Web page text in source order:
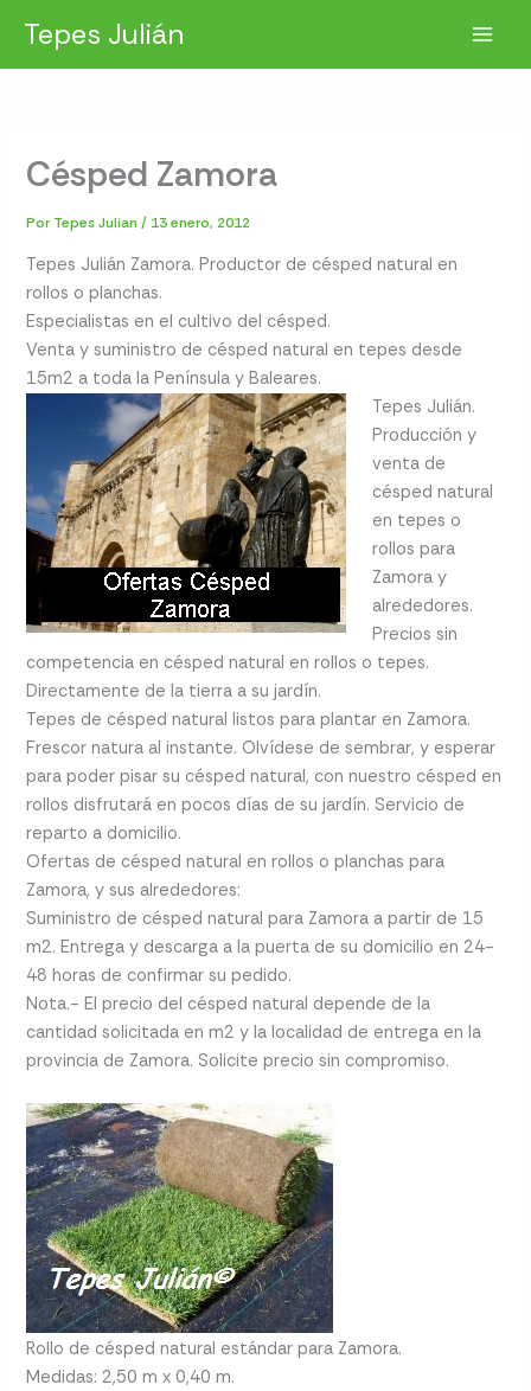
contenido
Tepes Julián
Césped Zamora
Por Tepes Julian/ 13 enero, 2012
Tepes Julián Zamora. Productor de césped natural en
rollos o planchas.
Especialistas en el cultivo del césped.
Venta y suministro de césped natural en tepes desde
15m2 a toda la Península y Baleares.
Tepes Julián.
Producción y
venta de
césped natural
en tepes o
rollos para
Zamora y
alrededores.
Precios sin
competencia en césped natural en rollos o tepes.
Directamente de la tierra a su jardín.
Tepes de césped natural listos para plantar en Zamora.
Frescor natura al instante. Olvídese de sembrar, y esperar
para poder pisar su césped natural, con nuestro césped en
rollos disfrutará en pocos días de su jardín. Servicio de
reparto a domicilio.
Ofertas de césped natural en rollos o planchas para
Zamora, y sus alrededores:
Suministro de césped natural para Zamora a partir de 15
m2. Entrega y descarga a la puerta de su domicilio en 24-
48 horas de confirmar su pedido.
Nota.- El precio del césped natural depende de la
cantidad solicitada en m2 y la localidad de entrega en la
provincia de Zamora. Solicite precio sin compromiso.
Rollo de césped natural estándar para Zamora.
Medidas: 2,50 m x 0,40 m.